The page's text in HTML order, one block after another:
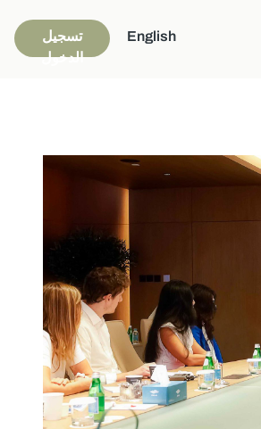
English
تسجيل
الدخول